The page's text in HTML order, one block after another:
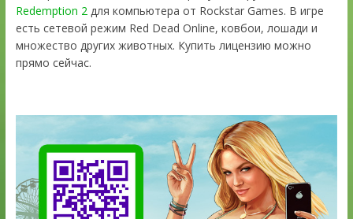
Redemption 2 для компьютера от Rockstar Games. В игре
есть сетевой режим Red Dead Online, ковбои, лошади и
множество других животных. Купить лицензию можно
прямо сейчас.